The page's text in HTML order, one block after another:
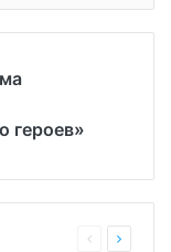
героев»